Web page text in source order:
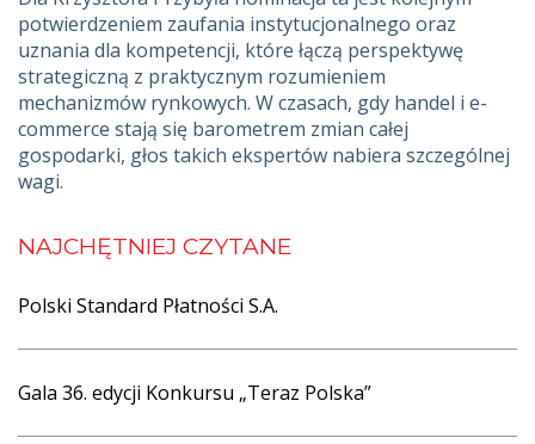
potwierdzeniem zaufania instytucjonalnego oraz
uznania dla kompetencji, które łączą perspektywę
strategiczną z praktycznym rozumieniem
mechanizmów rynkowych. W czasach, gdy handel i e-
commerce stają się barometrem zmian całej
gospodarki, głos takich ekspertów nabiera szczególnej
wagi.
NAJCHĘTNIEJ CZYTANE
Polski Standard Płatności S.A.
Gala 36. edycji Konkursu „Teraz Polska”